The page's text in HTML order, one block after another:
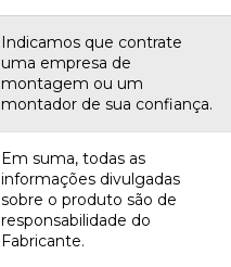
Indicamos que contrate
uma empresa de
montagem ou um
montador de sua confiança.
Em suma, todas as
informações divulgadas
sobre o produto são de
responsabilidade do
Fabricante.